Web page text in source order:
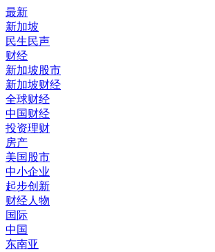
最新
新加坡
民生民声
财经
新加坡股市
新加坡财经
全球财经
中国财经
投资理财
房产
美国股市
中小企业
起步创新
财经人物
国际
中国
东南亚